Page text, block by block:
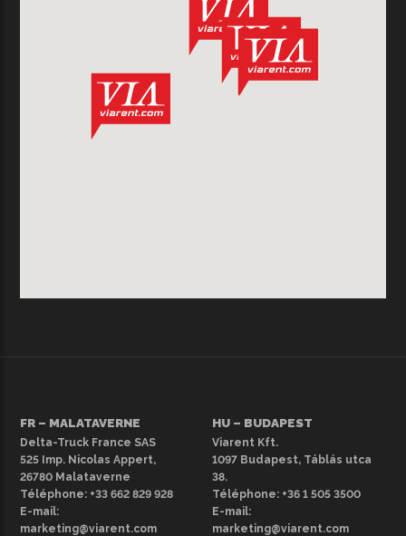
FR – MALATAVERNE
Delta-Truck France SAS
525 Imp. Nicolas Appert,
26780 Malataverne
Téléphone: +33 662 829 928
E-mail:
marketing@viarent.com
HU – BUDAPEST
Viarent Kft.
1097 Budapest, Táblás utca
38.
Téléphone: +36 1 505 3500
E-mail:
marketing@viarent.com